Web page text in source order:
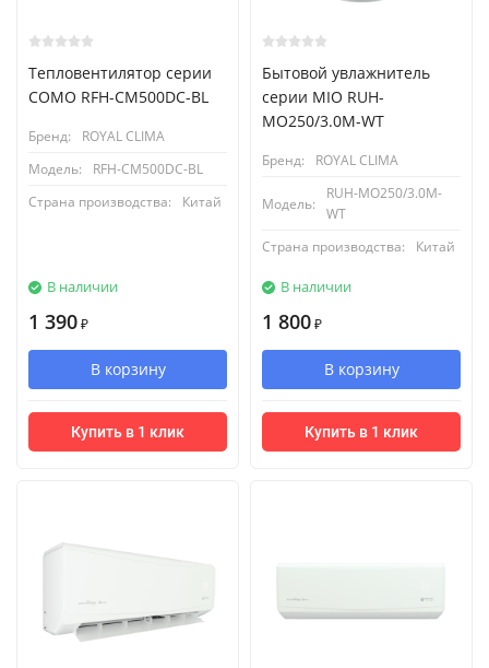
Тепловентилятор серии
COMO RFH-CM500DC-BL
Бренд:
ROYAL CLIMA
Модель:
RFH-CM500DC-BL
Страна производства:
Китай
В наличии
1 390 ₽
В корзину
Купить в 1 клик
Бытовой увлажнитель
серии MIO RUH-
MO250/3.0M-WT
Бренд: ROYAL CLIMA
Модель:
RUH-MO250/3.0M-
WT
Страна производства:
Китай
В наличии
1 800 ₽
В корзину
Купить в 1 клик